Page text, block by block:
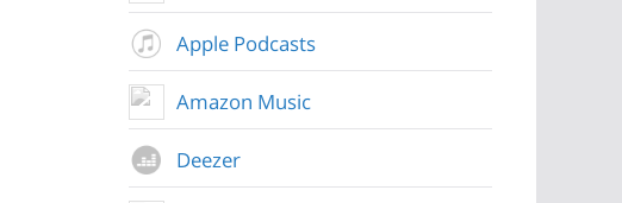
Apple Podcasts
Amazon Music
Deezer